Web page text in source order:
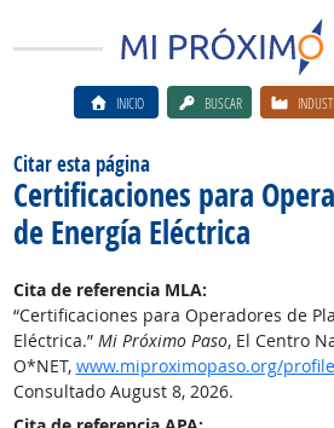
INICIO BUSCAR
Citar esta página
Certificaciones para
de Energía Eléctrica
Cita de referencia MLA:
“Certificaciones para Operadores de
Eléctrica.” Mi Próximo Paso, El Centro
O*NET, www.miproximopaso.org/
Consultado August 8, 2026.